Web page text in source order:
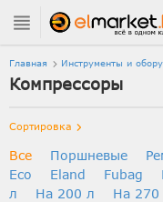
Главная Инструменты и
Компрессоры
Сортировка
Все Поршневые
Eco
Eland Fubag
л
На 200 л На 270